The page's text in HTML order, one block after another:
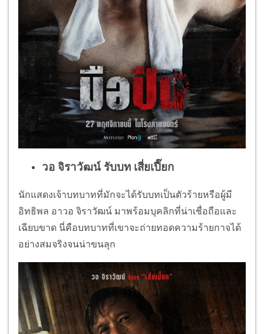
วอ จิราวัฒน์ รับบท เสี่ยเปี๊ยก
นักแสดงเจ้าบทบาทที่มักจะได้รับบทเป็นตัวร้ายหรือผู้มี
อิทธิพล อาวอ จิราวัฒน์ มาพร้อมบุคลิกที่น่าเชื่อถือและ
เฉียบขาด นี่คือบทบาทที่เขาจะถ่ายทอดความร้ายกาจได้
อย่างสมจริงจนน่าขนลุก